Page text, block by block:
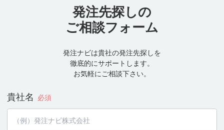
発注先探しの
ご相談フォーム
発注ナビは貴社の発注先探しを
徹底的にサポートします。
お気軽にご相談下さい。
貴社名 必須